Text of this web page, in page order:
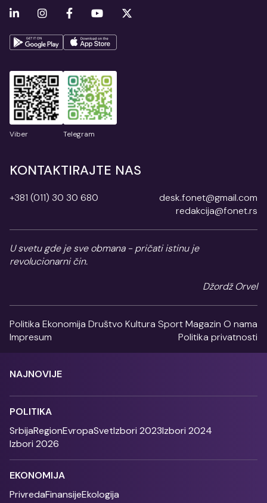
Viber Telegram
KONTAKTIRAJTE NAS
+381 (011) 30 30 680
desk.fonet@gmail.com
redakcija@fonet.rs
U svetu gde je sve obmana - pričati istinu je
revolucionarni čin.
Džordž Orvel
Politika Ekonomija Društvo Kultura SportMagazin O nama
Impresum
Politika privatnosti
NAJNOVIJE
POLITIKA
SrbijaRegionEvropaSvetIzbori 2023Izbori 2024
Izbori 2026
EKONOMIJA
PrivredaFinansijeEkologija